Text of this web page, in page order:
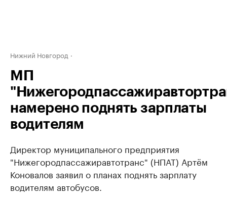
Нижний Новгород
МП
намерено поднять зарплаты
водителям
Директор муниципального предприятия
"Нижегородпассажиравтотранс" (НПАТ) Артём
Коновалов заявил о планах поднять зарплату
водителям автобусов.